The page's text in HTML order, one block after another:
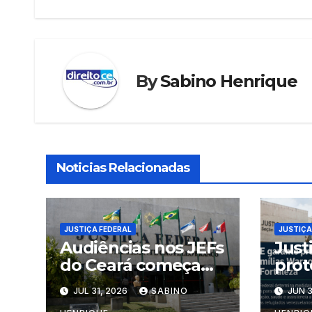
BySabino Henrique
Noticias Relacionadas
JUSTIÇA FEDERAL
Audiências nos JEFs
do Ceará começam
segunda-feira
JUL 31, 2026 SABINO
JUSTIÇA
JUN